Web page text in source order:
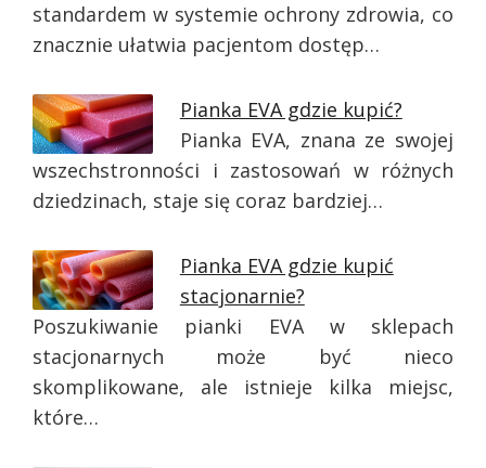
standardem w systemie ochrony zdrowia, co
znacznie ułatwia pacjentom dostęp…
Pianka EVA gdzie kupić?
Pianka EVA, znana ze swojej
wszechstronności i zastosowań w różnych
dziedzinach, staje się coraz bardziej…
Pianka EVA gdzie kupić
stacjonarnie?
Poszukiwanie pianki EVA w sklepach
stacjonarnych może być nieco
skomplikowane, ale istnieje kilka miejsc,
które…